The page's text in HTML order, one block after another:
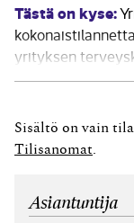
Tästä on kyse:
yrityksen
tärkeän talouden
pääsääntöisesti
yrityksen
Sisältö on vain
Tilisanomat
Asiantuntija